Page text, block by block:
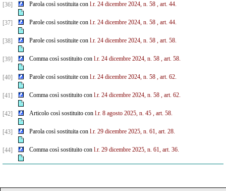
[36] Parola così sostituita con l.r. 24 dicembre 2024, n. 58 , art. 44.
[37] Parole così sostituite con l.r. 24 dicembre 2024, n. 58 , art. 44.
[38] Parole così sostituite con l.r. 24 dicembre 2024, n. 58 , art. 58.
[39] Comma così sostituito con l.r. 24 dicembre 2024, n. 58 , art. 58.
[40] Parole così sostituite con l.r. 24 dicembre 2024, n. 58 , art. 62.
[41] Comma così sostituito con l.r. 24 dicembre 2024, n. 58 , art. 62.
[42] Articolo così sostituito con l.r. 8 agosto 2025, n. 45 , art. 58.
[43] Parola così sostituita con l.r. 29 dicembre 2025, n. 61, art. 28.
[44] Comma così sostituito con l.r. 29 dicembre 2025, n. 61, art. 36.